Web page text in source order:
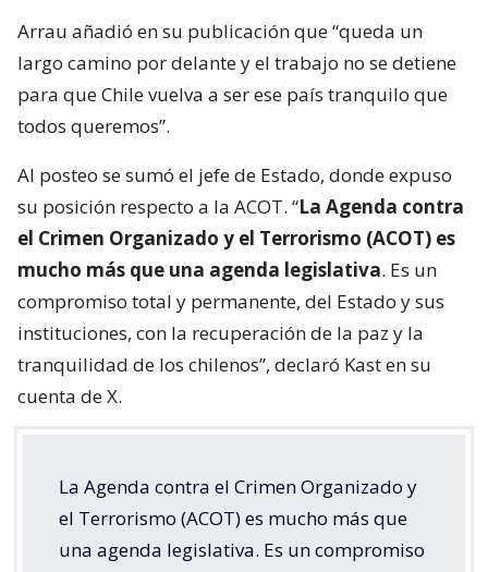
Arrau añadió en su publicación que “queda un
largo camino por delante y el trabajo no se detiene
para que Chile vuelva a ser ese país tranquilo que
todos queremos”.
Al posteo se sumó el jefe de Estado, donde expuso
su posición respecto a la ACOT. “La Agenda contra
el Crimen Organizado y el Terrorismo (ACOT) es
mucho más que una agenda legislativa. Es un
compromiso total y permanente, del Estado y sus
instituciones, con la recuperación de la paz y la
tranquilidad de los chilenos”, declaró Kast en su
cuenta de X.
La Agenda contra el Crimen Organizado y
el Terrorismo (ACOT) es mucho más que
una agenda legislativa. Es un compromiso